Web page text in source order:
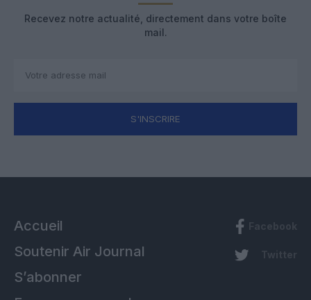
Recevez notre actualité, directement dans votre boîte
mail.
S'INSCRIRE
Accueil
Soutenir Air Journal
S’abonner